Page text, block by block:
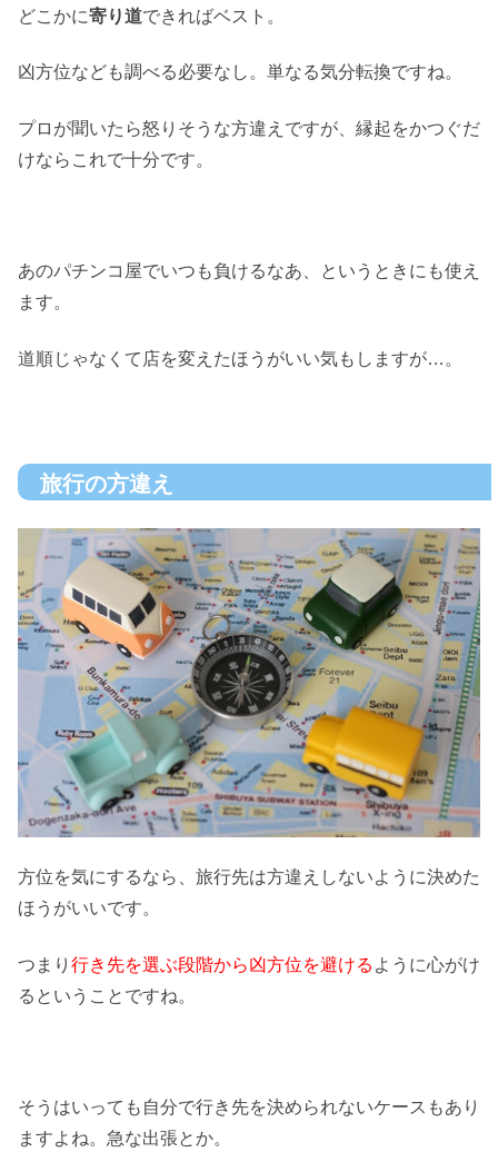
どこかに寄り道できればベスト。
凶方位なども調べる必要なし。単なる気分転換ですね。
プロが聞いたら怒りそうな方違えですが、縁起をかつぐだ
けならこれで十分です。
あのパチンコ屋でいつも負けるなあ、というときにも使え
ます。
道順じゃなくて店を変えたほうがいい気もしますが…。
旅行の方違え
方位を気にするなら、旅行先は方違えしないように決めた
ほうがいいです。
つまり 行き先を選ぶ段階から凶方位を避ける ように心がけ
るということですね。
そうはいっても自分で行き先を決められないケースもあり
ますよね。急な出張とか。